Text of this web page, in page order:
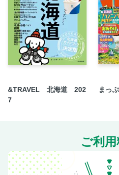
蔵の町・須坂をじっくりさんぽ
須坂でランチ＆スイーツを
子牛を眺めるジェラート店へ
【長野タウン・善光寺・戸隠】
長野タウン・善光寺・戸隠をさ
門前町で食べ歩き
門前町の路地裏ショップをぶら
ぱてぃお大門 蔵楽庭へ
厳選した素材のレストラン＆カ
&TRAVEL 北海道 202
7
まっ
ご利